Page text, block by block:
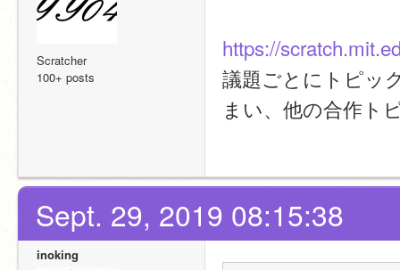
Scratcher
100+ posts
https://
議題ごとにトピッ
まい、他の合作ト
Sept. 29, 2019 08:15:38
inoking